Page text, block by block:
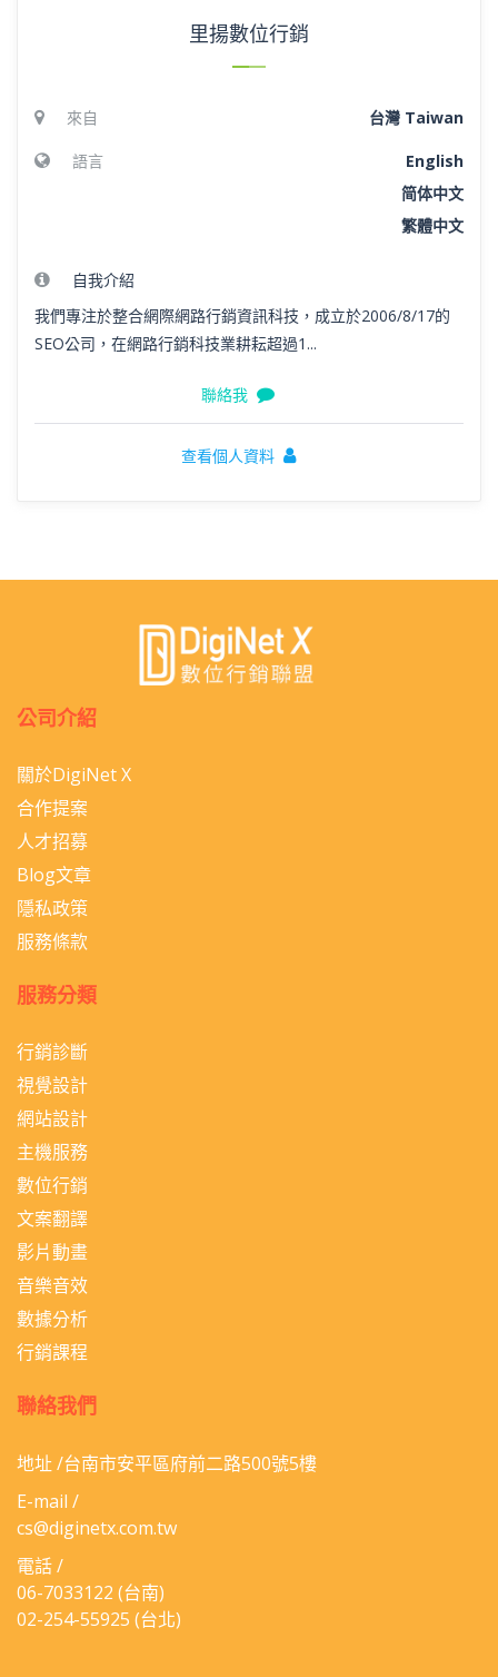
里揚數位行銷
來自 台灣 Taiwan
語言
English
简体中文
繁體中文
自我介紹
我們專注於整合網際網路行銷資訊科技，成立於2006/8/17的
SEO公司，在網路行銷科技業耕耘超過1...
聯絡我
查看個人資料
公司介紹
關於DigiNet X
合作提案
人才招募
Blog文章
隱私政策
服務條款
服務分類
行銷診斷
視覺設計
網站設計
主機服務
數位行銷
文案翻譯
影片動畫
音樂音效
數據分析
行銷課程
聯絡我們
地址 /台南市安平區府前二路500號5樓
E-mail /
cs@diginetx.com.tw
電話 /
06-​7033122 (台南)
02-254-55925 (台北)